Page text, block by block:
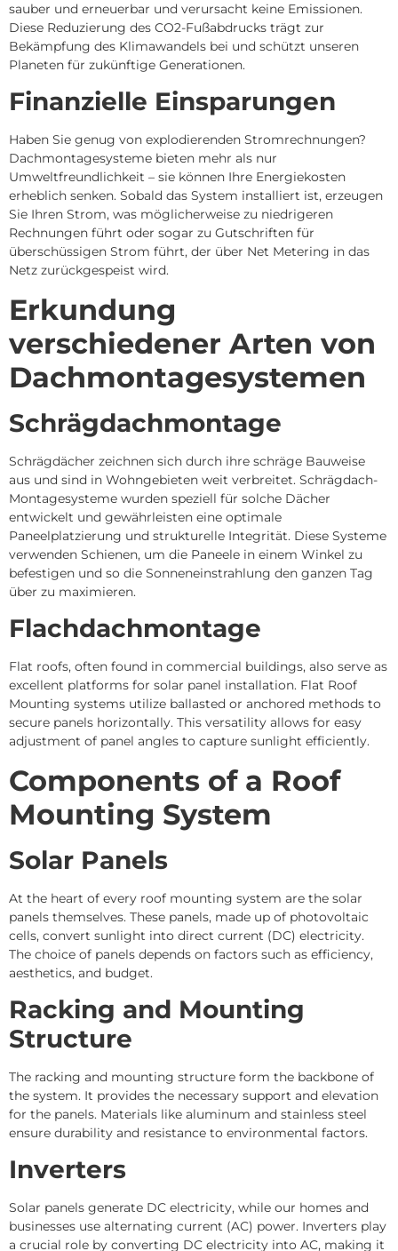
sauber und erneuerbar und verursacht keine Emissionen.
Diese Reduzierung des CO2-Fußabdrucks trägt zur
Bekämpfung des Klimawandels bei und schützt unseren
Planeten für zukünftige Generationen.
Finanzielle Einsparungen
Haben Sie genug von explodierenden Stromrechnungen?
Dachmontagesysteme bieten mehr als nur
Umweltfreundlichkeit – sie können Ihre Energiekosten
erheblich senken. Sobald das System installiert ist, erzeugen
Sie Ihren Strom, was möglicherweise zu niedrigeren
Rechnungen führt oder sogar zu Gutschriften für
überschüssigen Strom führt, der über Net Metering in das
Netz zurückgespeist wird.
Erkundung
verschiedener Arten von
Dachmontagesystemen
Schrägdachmontage
Schrägdächer zeichnen sich durch ihre schräge Bauweise
aus und sind in Wohngebieten weit verbreitet. Schrägdach-
Montagesysteme wurden speziell für solche Dächer
entwickelt und gewährleisten eine optimale
Paneelplatzierung und strukturelle Integrität. Diese Systeme
verwenden Schienen, um die Paneele in einem Winkel zu
befestigen und so die Sonneneinstrahlung den ganzen Tag
über zu maximieren.
Flachdachmontage
Flat roofs, often found in commercial buildings, also serve as
excellent platforms for solar panel installation. Flat Roof
Mounting systems utilize ballasted or anchored methods to
secure panels horizontally. This versatility allows for easy
adjustment of panel angles to capture sunlight efficiently.
Components of a Roof
Mounting System
Solar Panels
At the heart of every roof mounting system are the solar
panels themselves. These panels, made up of photovoltaic
cells, convert sunlight into direct current (DC) electricity.
The choice of panels depends on factors such as efficiency,
aesthetics, and budget.
Racking and Mounting
Structure
The racking and mounting structure form the backbone of
the system. It provides the necessary support and elevation
for the panels. Materials like aluminum and stainless steel
ensure durability and resistance to environmental factors.
Inverters
Solar panels generate DC electricity, while our homes and
businesses use alternating current (AC) power. Inverters play
a crucial role by converting DC electricity into AC, making it